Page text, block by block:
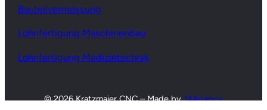
Bauteilvermessung
Lohnfertigung Maschinenbau
Lohnfertigung Medizintechnik
© 2026 Kratzmaier CNC – Made by14Agency